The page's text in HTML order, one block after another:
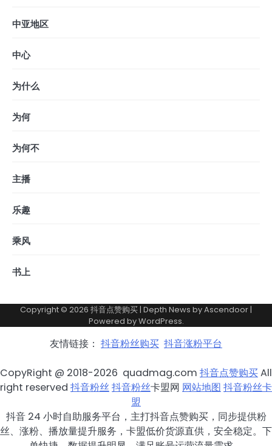
中亚地区
中心
为什么
为何
为何不
主播
乐趣
乘风
书上
Copyright © 2026 抖音点赞购买| Depth News byAscendoor|
Powered byWordPress.
友情链接： 抖音粉丝购买 抖音涨粉平台
CopyRight @ 2018-2026 quadmag.com 抖音点赞购买All
right reserved 抖音粉丝抖音粉丝卡盟网 网站地图 抖音粉丝卡
盟
抖音 24 小时自助服务平台，主打抖音点赞购买，同步提供粉
丝、涨粉、播放量提升服务，卡盟低价货源直供，安全稳定。下